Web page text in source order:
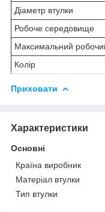
Діаметр втулки
Робоче середовище
Максимальний
Колір
Приховати
Характеристики
Основні
Країна виробник
Матеріал втулки
Тип втулки